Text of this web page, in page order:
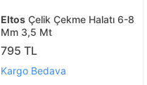
Eltos Çelik Çekme Halatı 6-8
Mm 3,5 Mt
795 TL
Kargo Bedava